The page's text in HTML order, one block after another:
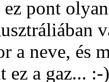
ez pont
a neve, és
ez a gaz... :-)